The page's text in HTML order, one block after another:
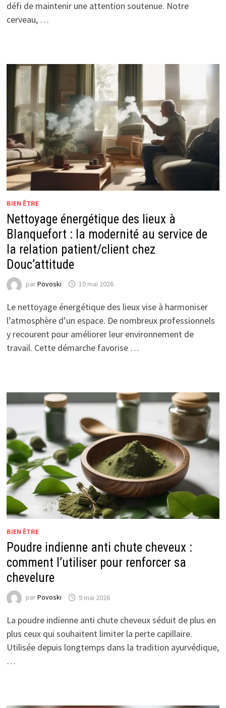
défi de maintenir une attention soutenue. Notre
cerveau, …
BIEN ÊTRE
Nettoyage énergétique des lieux à
Blanquefort : la modernité au service de
la relation patient/client chez
Douc’attitude
parPovoski 10 mai 2026
Le nettoyage énergétique des lieux vise à harmoniser
l’atmosphère d’un espace. De nombreux professionnels
y recourent pour améliorer leur environnement de
travail. Cette démarche favorise …
BIEN ÊTRE
Poudre indienne anti chute cheveux :
comment l’utiliser pour renforcer sa
chevelure
parPovoski 9 mai 2026
La poudre indienne anti chute cheveux séduit de plus en
plus ceux qui souhaitent limiter la perte capillaire.
Utilisée depuis longtemps dans la tradition ayurvédique,
…